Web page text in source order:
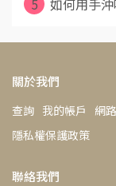
5
如何用手
關於我們
查詢 我的帳戶 網
隱私權保護政策
聯絡我們